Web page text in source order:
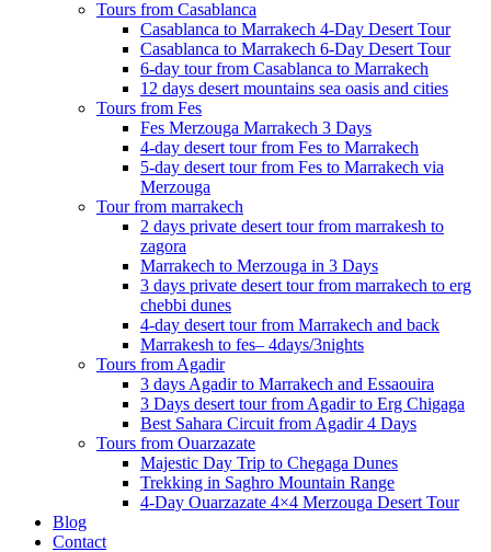
Tours from Casablanca
Casablanca to Marrakech 4-Day Desert Tour
Casablanca to Marrakech 6-Day Desert Tour
6-day tour from Casablanca to Marrakech
12 days desert mountains sea oasis and cities
Tours from Fes
Fes Merzouga Marrakech 3 Days
4-day desert tour from Fes to Marrakech
5-day desert tour from Fes to Marrakech via
Merzouga
Tour from marrakech
2 days private desert tour from marrakesh to
zagora
Marrakech to Merzouga in 3 Days
3 days private desert tour from marrakech to erg
chebbi dunes
4-day desert tour from Marrakech and back
Marrakesh to fes– 4days/3nights
Tours from Agadir
3 days Agadir to Marrakech and Essaouira
3 Days desert tour from Agadir to Erg Chigaga
Best Sahara Circuit from Agadir 4 Days
Tours from Ouarzazate
Majestic Day Trip to Chegaga Dunes
Trekking in Saghro Mountain Range
4-Day Ouarzazate 4×4 Merzouga Desert Tour
Blog
Contact